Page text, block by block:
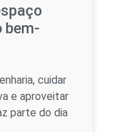
bem-
cuidar
e aproveitar
parte do dia